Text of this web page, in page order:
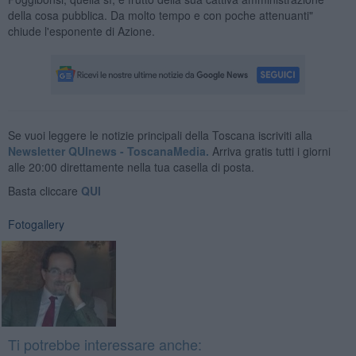
della cosa pubblica. Da molto tempo e con poche attenuanti"
chiude l'esponente di Azione.
Se vuoi leggere le notizie principali della Toscana iscriviti alla
Newsletter QUInews - ToscanaMedia. Arriva gratis tutti i giorni
alle 20:00 direttamente nella tua casella di posta.
Basta cliccare QUI
Fotogallery
Ti potrebbe interessare anche: